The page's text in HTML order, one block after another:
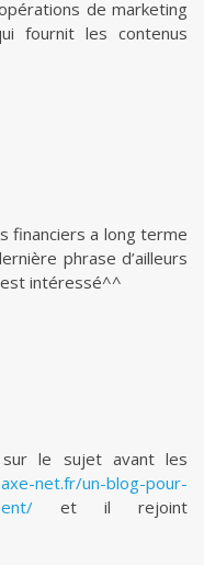
de marketing
fournit les contenus
financiers a long terme
phrase d’ailleurs
est intéressé^^
sur le sujet avant les
net.fr/un-blog-pour-
et il rejoint